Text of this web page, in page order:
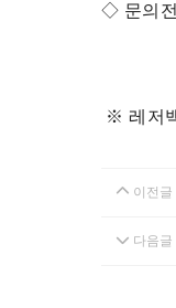
◇ 문의
※ 레저
이전글
다음글